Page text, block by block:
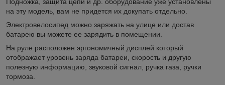
на эту модель, вам не придется их докупать отдельно.
Электровелосипед можно заряжать на улице или достав
батарею вы можете ее зарядить в помещении.
На руле расположен эргономичный дисплей который
отображает уровень заряда батареи, скорость и другую
полезную информацию, звуковой сигнал, ручка газа, ручки
тормоза.